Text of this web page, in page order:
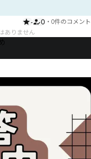
- 0 ・ 0件のコメント
ありません